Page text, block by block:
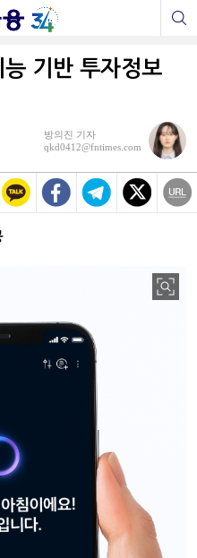
기반 투자정보
방의진 기자
qkd0412@fntimes.com